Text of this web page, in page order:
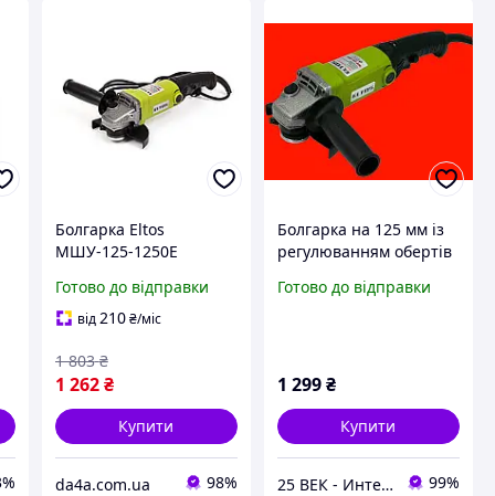
Болгарка Eltos
МШУ-125-1250E
Готово до відправки
від210 ₴/міс
1 262 ₴
1 803 ₴
Купити
da4a.com.ua 98%
Болгарка на 125 мм із
регулюванням обертів
Готово до відправки
1 299₴
Купити
25 ВЕК - Интернет-Магазин: электрический, бензиновый, аккумуляторный инструмент и строительство. 99%